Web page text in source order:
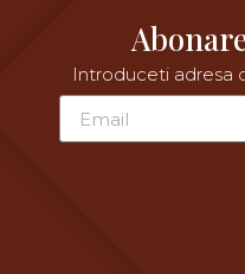
Introduceti adresa